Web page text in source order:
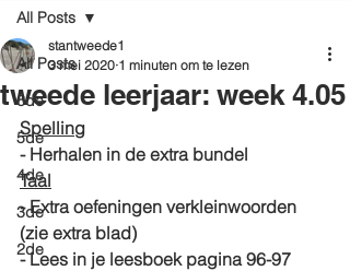
All Posts
6de
5de
4de
3de
2de
All Posts
tweede leerjaar: week 4.05
stantweede1
3 mei 2020 1 minuten om te lezen
Spelling
- Herhalen in de extra bundel
Taal
- Extra oefeningen verkleinwoorden
(zie extra blad)
- Lees in je leesboek pagina 96-97